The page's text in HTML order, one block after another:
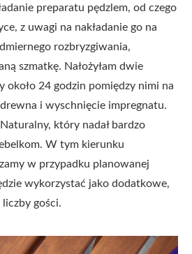
preparatu pędzlem, od czego
z uwagi na nakładanie go na
rozbryzgiwania,
szmatkę. Nałożyłam dwie
około 24 godzin pomiędzy nimi na
i wyschnięcie impregnatu.
który nadał bardzo
W tym kierunku
w przypadku planowanej
wykorzystać jako dodatkowe,
gości.